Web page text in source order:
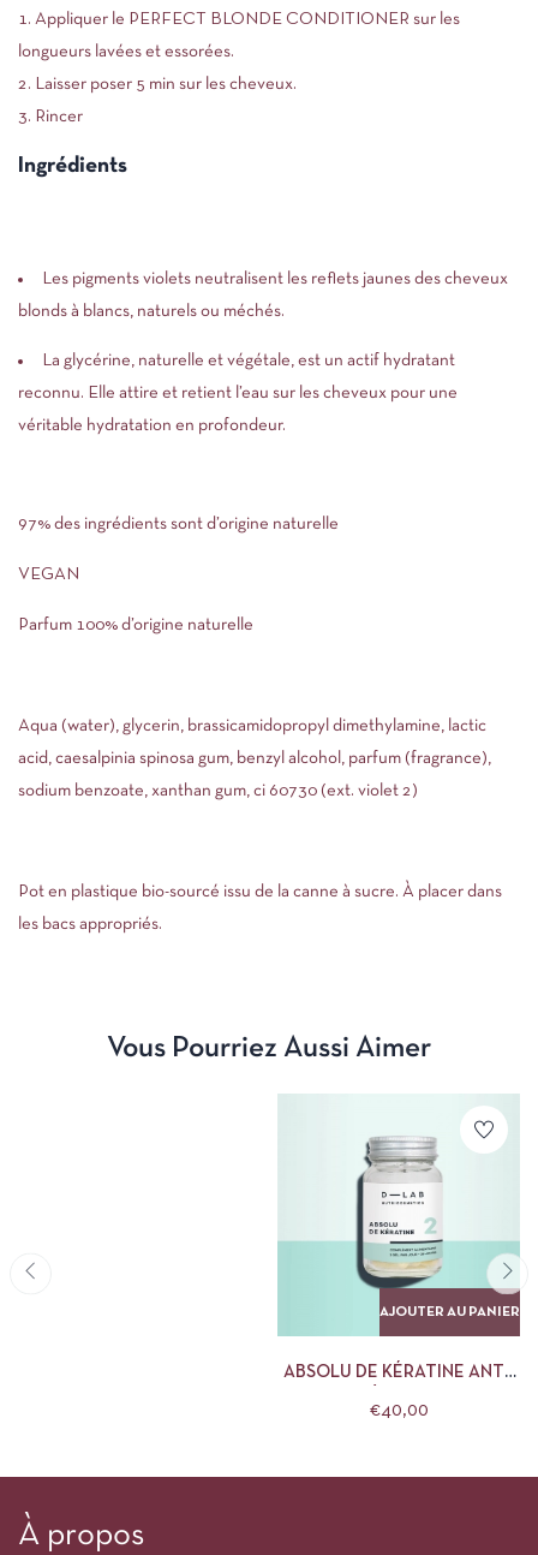
Appliquer le PERFECT BLONDE CONDITIONER sur les
longueurs lavées et essorées.
Laisser poser 5 min sur les cheveux.
Rincer
Ingrédients
Les pigments violets neutralisent les reflets jaunes des cheveux
blonds à blancs, naturels ou méchés.
La glycérine, naturelle et végétale, est un actif hydratant
reconnu. Elle attire et retient l’eau sur les cheveux pour une
véritable hydratation en profondeur.
97% des ingrédients sont d’origine naturelle
VEGAN
Parfum 100% d’origine naturelle
Aqua (water), glycerin, brassicamidopropyl dimethylamine, lactic
acid, caesalpinia spinosa gum, benzyl alcohol, parfum (fragrance),
sodium benzoate, xanthan gum, ci 60730 (ext. violet 2)
Pot en plastique bio-sourcé issu de la canne à sucre. À placer dans
les bacs appropriés.
Vous Pourriez Aussi Aimer
AJOUTER AU PANIER
ABSOLU DE KÉRATINE ANTI-
€40,00
À propos